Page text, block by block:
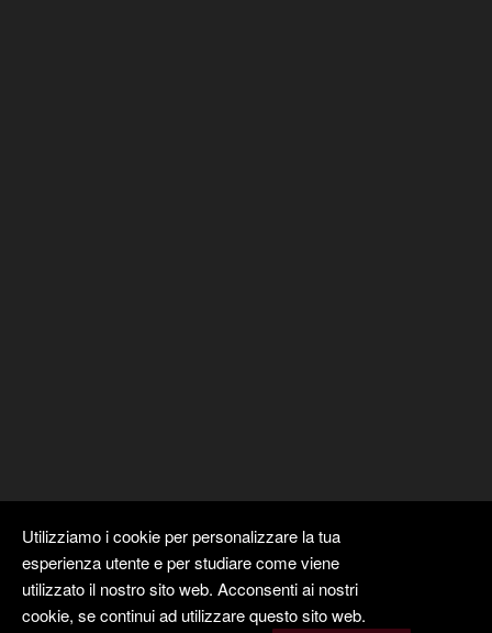
Utilizziamo i cookie per personalizzare la tua
esperienza utente e per studiare come viene
utilizzato il nostro sito web. Acconsenti ai nostri
cookie, se continui ad utilizzare questo sito web.